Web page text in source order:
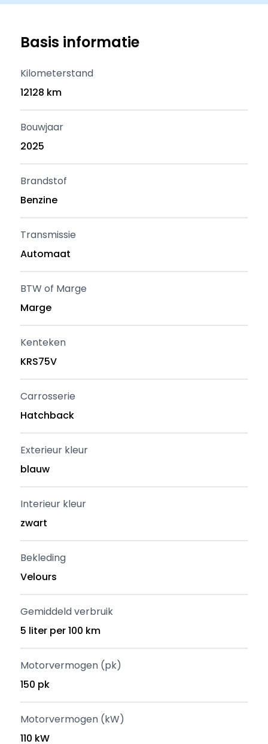
Basis informatie
Kilometerstand
12128 km
Bouwjaar
2025
Brandstof
Benzine
Transmissie
Automaat
BTW of Marge
Marge
Kenteken
KRS75V
Carrosserie
Hatchback
Exterieur kleur
blauw
Interieur kleur
zwart
Bekleding
Velours
Gemiddeld verbruik
5 liter per 100 km
Motorvermogen (pk)
150 pk
Motorvermogen (kW)
110 kW